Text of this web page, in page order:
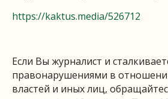
https://kaktus.media/526712
Если Вы журналист и
правонарушениями в
властей и иных лиц,